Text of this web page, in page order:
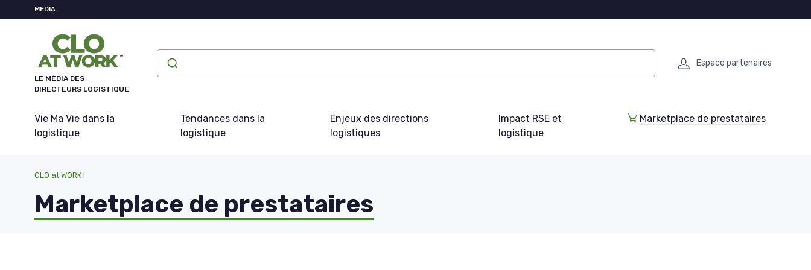
MEDIA
LE MÉDIA DES
DIRECTEURS LOGISTIQUE
Espace partenaires
Vie Ma Vie dans la
logistique
Tendances dans la
logistique
Enjeux des directions
logistiques
Impact RSE et
logistique
Marketplace de prestataires
CLO at WORK !
Marketplace de prestataires
Panneau de gestion des cookies